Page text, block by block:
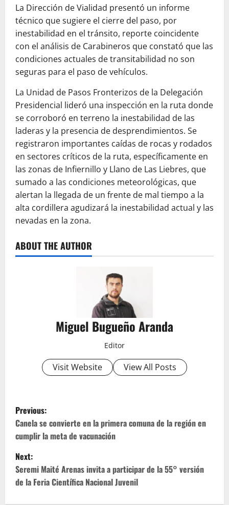
​La Dirección de Vialidad presentó un informe
técnico que sugiere el cierre del paso, por
inestabilidad en el tránsito, reporte coincidente
con el análisis de Carabineros que constató que las
condiciones actuales de transitabilidad no son
seguras para el paso de vehículos.
​La Unidad de Pasos Fronterizos de la Delegación
Presidencial lideró una inspección en la ruta donde
se corroboró en terreno la inestabilidad de las
laderas y la presencia de desprendimientos. Se
registraron importantes caídas de rocas y rodados
en sectores críticos de la ruta, específicamente en
las zonas de Infiernillo y Llano de Las Liebres, que
sumado a las condiciones meteorológicas, que
alertan la llegada de un frente de mal tiempo a la
alta cordillera agudizará la inestabilidad actual y las
nevadas en la zona.
ABOUT THE AUTHOR
Miguel Bugueño Aranda
Editor
Visit Website View All Posts
P
o
s
t
n
Previous:
Canela se convierte en la primera comuna de la región en
cumplir la meta de vacunación
Next:
Seremi Maité Arenas invita a participar de la 55° versión
de la Feria Científica Nacional Juvenil